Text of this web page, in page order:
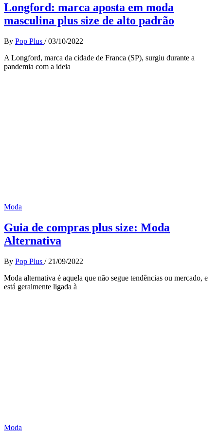
Longford: marca aposta em moda
masculina plus size de alto padrão
By Pop Plus / 03/10/2022
A Longford, marca da cidade de Franca (SP), surgiu durante a
pandemia com a ideia
Moda
Guia de compras plus size: Moda
Alternativa
By Pop Plus / 21/09/2022
Moda alternativa é aquela que não segue tendências ou mercado, e
está geralmente ligada à
Moda